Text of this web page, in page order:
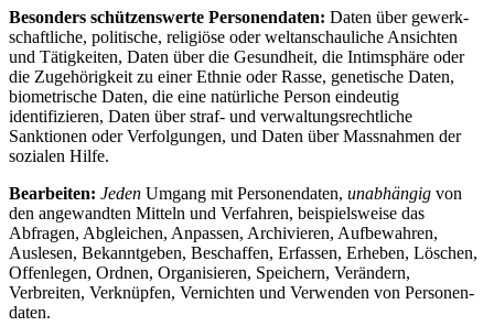
Besonders schützenswerte Personen­daten: Daten über gewerk­
schaftliche, politische, religiöse oder welt­anschauliche Ansichten
und Tätigkeiten, Daten über die Gesund­heit, die Intim­sphäre oder
die Zugehörigkeit zu einer Ethnie oder Rasse, genetische Daten,
biometrische Daten, die eine natürliche Person eindeutig
identifizieren, Daten über straf- und verwaltungs­rechtliche
Sanktionen oder Verfolgungen, und Daten über Mass­nahmen der
sozialen Hilfe.
Bearbeiten: Jeden Umgang mit Personen­daten, unabhängig von
den angewandten Mitteln und Verfahren, beispielsweise das
Abfragen, Abgleichen, Anpassen, Archivieren, Aufbewahren,
Auslesen, Bekannt­geben, Beschaffen, Erfassen, Erheben, Löschen,
Offenlegen, Ordnen, Organisieren, Speichern, Verändern,
Verbreiten, Verknüpfen, Vernichten und Verwenden von Personen­
daten.